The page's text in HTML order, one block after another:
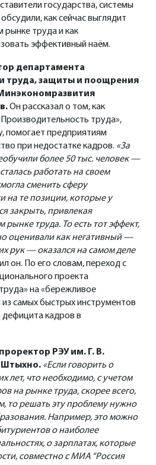
государства, системы
как сейчас выглядит
рынке труда и как
эффективный наём.
департамента
труда, защиты и поощрения
Он рассказал о том, как
труда»,
помогает предприятиям
при недостатке кадров. «За
более 50 тыс. человек —
работать на своем
сменить сферу
на те позиции, которые у
закрыть, привлекая
труда. То есть тот эффект,
оценивали как негативный —
рук — оказался на самом деле
он. По его словам, переход с
проекта
на «бережливое
самых быстрых инструментов
кадров в
проректор РЭУ им. Г. В.
Штыхно. «Если говорить о
лет, что необходимо, с учетом
на рынке труда, скорее всего,
то решать эту проблему нужно
Например, это можно
о наиболее
о зарплатах, которые
совместно с МИА “Россия